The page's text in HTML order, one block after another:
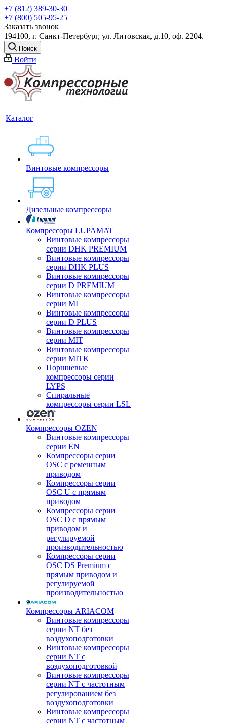
+7 (812) 389-30-30
+7 (800) 505-95-25
Заказать звонок
194100, г. Санкт-Петербург, ул. Литовская, д.10, оф. 2204.
Поиск
Войти
Каталог
Винтовые компрессоры
Дизельные компрессоры
Компрессоры LUPAMAT
Винтовые компрессоры
серии DHK PREMIUM
Винтовые компрессоры
серии DHK PLUS
Винтовые компрессоры
серии D PREMIUM
Винтовые компрессоры
серии MI
Винтовые компрессоры
серии D PLUS
Винтовые компрессоры
серии MIT
Винтовые компрессоры
серии MITK
Поршневые
компрессоры серии
LYPS
Спиральные
компрессоры серии LSL
Компрессоры OZEN
Винтовые компрессоры
серии EN
Компрессоры серии
OSC с ременным
приводом
Компрессоры серии
OSC U с прямым
приводом
Компрессоры серии
OSC D с прямым
приводом и
регулируемой
производительностью
Компрессоры серии
OSC DS Premium с
прямым приводом и
регулируемой
производительностью
Компрессоры ARIACOM
Винтовые компрессоры
серии NT без
воздухоподготовки
Винтовые компрессоры
серии NT c
воздухоподготовкой
Винтовые компрессоры
серии NT с частотным
регулированием без
воздухоподготовки
Винтовые компрессоры
серии NT с частотным